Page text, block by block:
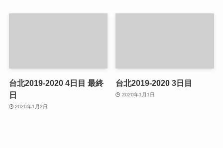
台北2019-2020 4日目 最終
日
2020年1月2日
台北2019-2020 3日目
2020年1月1日